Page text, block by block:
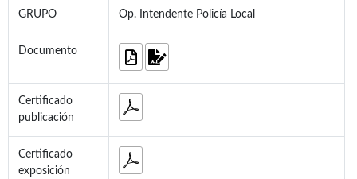
GRUPO Op. Intendente Policía Local
Documento
Certificado
publicación
Certificado
exposición